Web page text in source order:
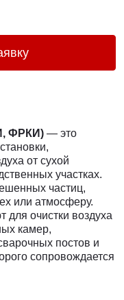
ФРКИ) — это
от сухой
участках.
частиц,
или атмосферу.
для очистки воздуха
камер,
постов и
сопровождается